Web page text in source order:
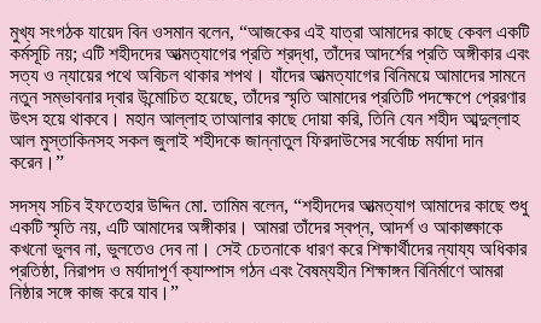
‎মুখ্য সংগঠক যায়েদ বিন ওসমান বলেন, “আজকের এই যাত্রা আমাদের কাছে কেবল একটি
কর্মসূচি নয়; এটি শহীদদের আত্মত্যাগের প্রতি শ্রদ্ধা, তাঁদের আদর্শের প্রতি অঙ্গীকার এবং
সত্য ও ন্যায়ের পথে অবিচল থাকার শপথ। যাঁদের আত্মত্যাগের বিনিময়ে আমাদের সামনে
নতুন সম্ভাবনার দ্বার উন্মোচিত হয়েছে, তাঁদের স্মৃতি আমাদের প্রতিটি পদক্ষেপে প্রেরণার
উৎস হয়ে থাকবে। মহান আল্লাহ তাআলার কাছে দোয়া করি, তিনি যেন শহীদ আব্দুল্লাহ
আল মুস্তাকিনসহ সকল জুলাই শহীদকে জান্নাতুল ফিরদাউসের সর্বোচ্চ মর্যাদা দান
করেন।”
‎সদস্য সচিব ইফতেহার উদ্দিন মো. তামিম বলেন, “শহীদদের আত্মত্যাগ আমাদের কাছে শুধু
একটি স্মৃতি নয়, এটি আমাদের অঙ্গীকার। আমরা তাঁদের স্বপ্ন, আদর্শ ও আকাঙ্ক্ষাকে
কখনো ভুলব না, ভুলতেও দেব না। সেই চেতনাকে ধারণ করে শিক্ষার্থীদের ন্যায্য অধিকার
প্রতিষ্ঠা, নিরাপদ ও মর্যাদাপূর্ণ ক্যাম্পাস গঠন এবং বৈষম্যহীন শিক্ষাঙ্গন বিনির্মাণে আমরা
নিষ্ঠার সঙ্গে কাজ করে যাব।”